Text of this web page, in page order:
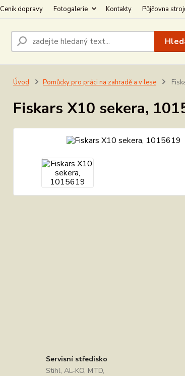
Ceník dopravy Fotogalerie Kontakty Půjčovna
Úvod Pomůcky pro práci na zahradě a v lese
Fiskars X10 sekera,
Servisní středisko
Stihl, AL-KO, MTD,